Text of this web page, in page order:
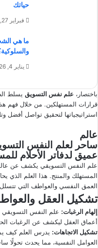
حياتك
فبراير 27, 2026
ما هي
يناير 4, 2026
باختصار، علم نفس التسويق يسلط
قرارات المستهلكين. من خلال فهم
استراتيجياتها لتحقيق تواصل أفضل
عالم
ساحر لعلم النفس
عميق لدفاتر الأحلام
علم النفس التسويقي يكشف عن
المستهلك والمنتج. هذا العلم الذي
العمق النفسي والعواطف التي تتسلل
تشكيل العقل
إلهام الرغبات: علم النفس التسويقي
أعماق العقل ليكشف عن الرغبات
تشكيل الاتجاهات: يدرس العلم كيف
العوامل النفسية، مما يحدث تحولًا